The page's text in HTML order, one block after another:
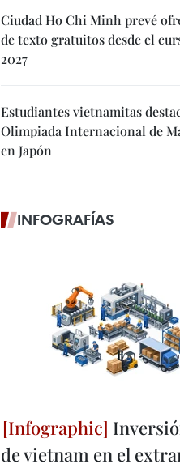
Ciudad Ho Chi Minh prevé
de texto gratuitos desde el
2027
Estudiantes vietnamitas
Olimpiada Internacional de
en Japón
INFOGRAFÍAS
de vietnam en el